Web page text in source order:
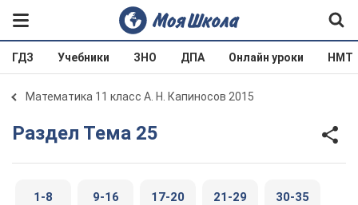
ГДЗ Учебники ЗНО ДПА Онлайн уроки НМТ
Математика 11 класс А. Н. Капиносов 2015
Раздел Тема 25
1-8 9-16 17-20 21-29 30-35